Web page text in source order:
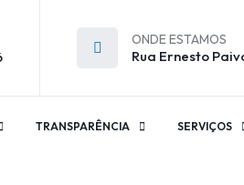
ONDE ESTAMOS
Rua Ernesto
TRANSPARÊNCIA SERVIÇOS